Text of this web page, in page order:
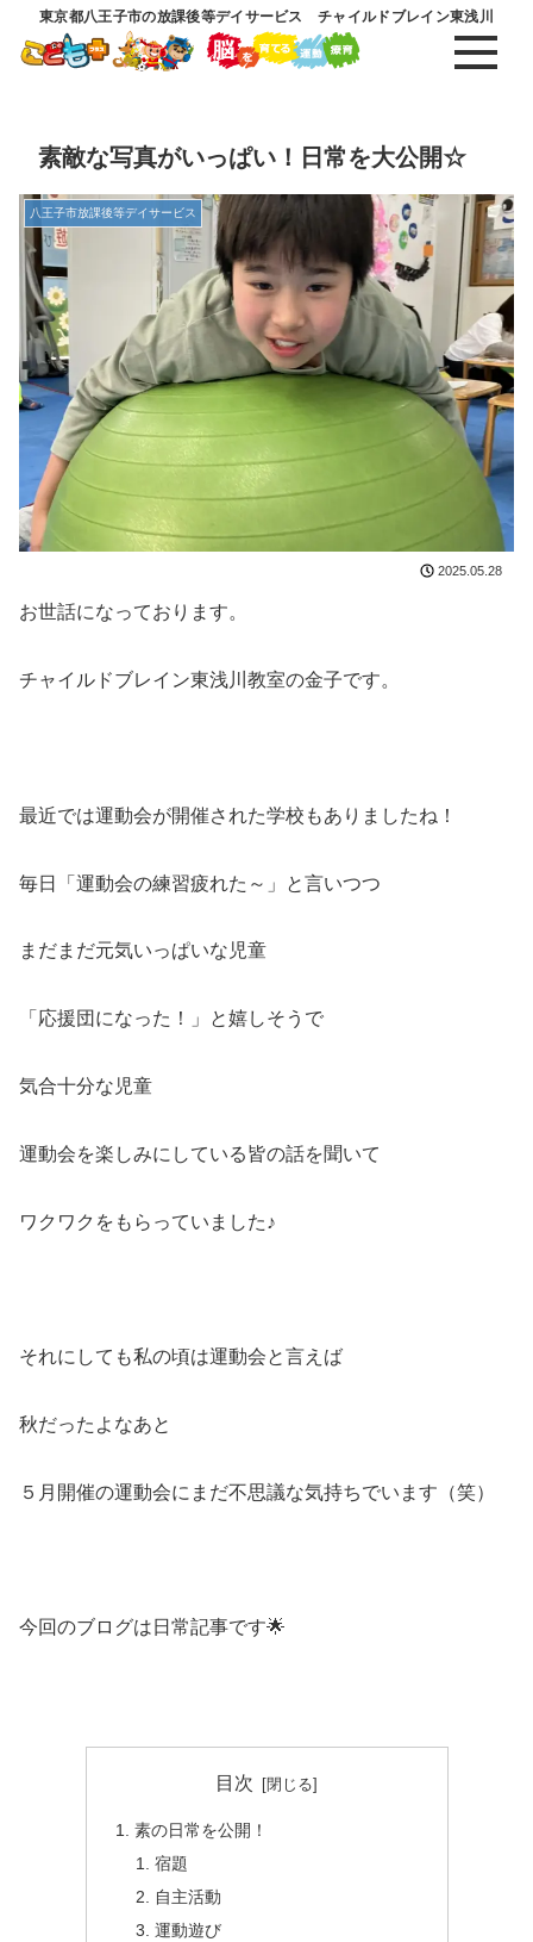
東京都八王子市の放課後等デイサービス チャイルドブレイン東浅川
素敵な写真がいっぱい！日常を大公開☆
八王子市放課後等デイサービス
2025.05.28
お世話になっております。
チャイルドブレイン東浅川教室の金子です。
最近では運動会が開催された学校もありましたね！
毎日「運動会の練習疲れた～」と言いつつ
まだまだ元気いっぱいな児童
「応援団になった！」と嬉しそうで
気合十分な児童
運動会を楽しみにしている皆の話を聞いて
ワクワクをもらっていました♪
それにしても私の頃は運動会と言えば
秋だったよなあと
５月開催の運動会にまだ不思議な気持ちでいます（笑）
今回のブログは日常記事です🌟
目次
素の日常を公開！
宿題
自主活動
運動遊び